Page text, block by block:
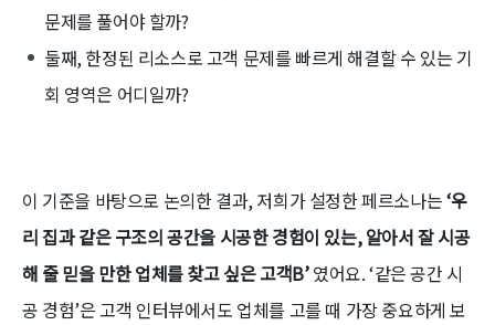
문제를 풀어야 할까?
둘째, 한정된 리소스로 고객 문제를 빠르게 해결할 수 있는 기
회 영역은 어디일까?
이 기준을 바탕으로 논의한 결과, 저희가 설정한 페르소나는‘우
리 집과 같은 구조의 공간을 시공한 경험이 있는, 알아서 잘 시공
해 줄 믿을 만한 업체를 찾고 싶은 고객B’였어요. ‘같은 공간 시
공 경험’은 고객 인터뷰에서도 업체를 고를 때 가장 중요하게 보